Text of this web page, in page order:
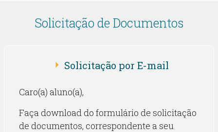
Solicitação de Documentos
Solicitação por E-mail
Caro(a) aluno(a),
Faça download do formulário de solicitação
de documentos, correspondente a seu